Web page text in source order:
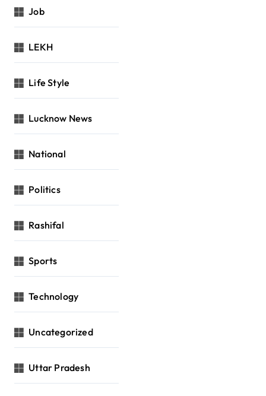
Job
LEKH
Life Style
Lucknow News
National
Politics
Rashifal
Sports
Technology
Uncategorized
Uttar Pradesh